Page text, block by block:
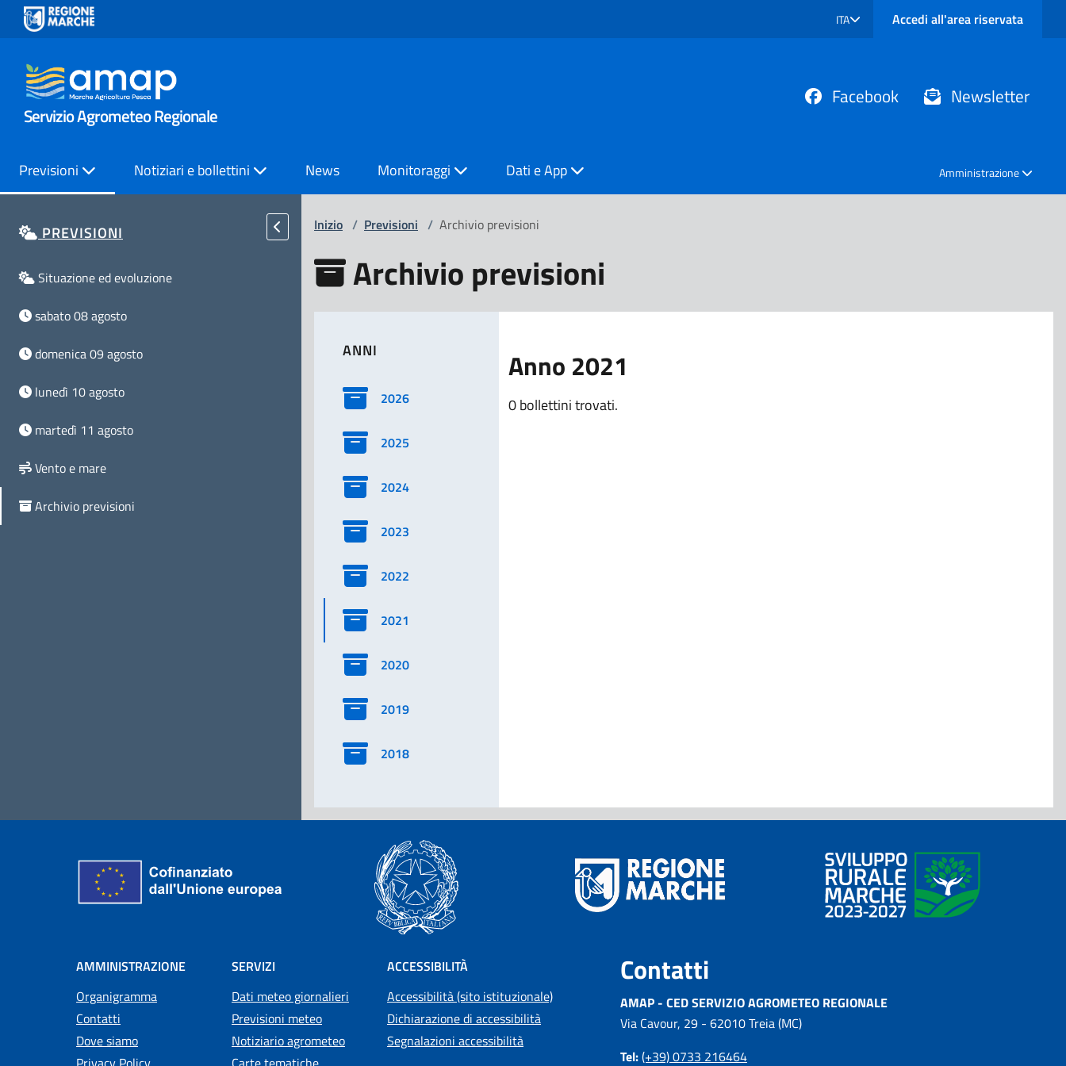
SELEZIONE LINGUA: LINGUA SELEZIONATA
ITA Accedi all'area riservata
Servizio Agrometeo Regionale
Facebook Newsletter
Previsioni Notiziari e bollettini News Monitoraggi Dati e App Amministrazione
PREVISIONI
Situazione ed evoluzione
sabato 08 agosto
domenica 09 agosto
lunedì 10 agosto
martedì 11 agosto
Vento e mare
Archivio previsioni
Inizio / Previsioni / Archivio previsioni
Archivio previsioni
ANNI
2026
2025
2024
2023
2022
2021
2020
2019
2018
Anno 2021
0 bollettini trovati.
AMMINISTRAZIONE
Organigramma
Contatti
Dove siamo
SERVIZI
Dati meteo giornalieri
Previsioni meteo
Notiziario agrometeo
ACCESSIBILITÀ
Accessibilità (sito istituzionale)
Dichiarazione di accessibilità
Segnalazioni accessibilità
Contatti
AMAP - CED SERVIZIO AGROMETEO REGIONALE
Via Cavour, 29 - 62010 Treia (MC)
Tel:(+39) 0733 216464